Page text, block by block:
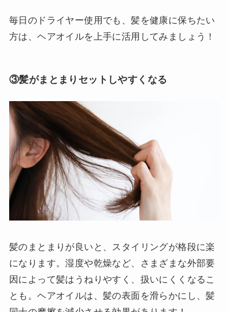
毎日のドライヤー使用でも、髪を健康に保ちたい
方は、ヘアオイルを上手に活用してみましょう！
③髪がまとまりセットしやすくなる
髪のまとまりが良いと、スタイリングが格段に楽
になります。湿度や乾燥など、さまざまな外部要
因によって髪はうねりやすく、扱いにくくなるこ
とも。ヘアオイルは、髪の表面を滑らかにし、髪